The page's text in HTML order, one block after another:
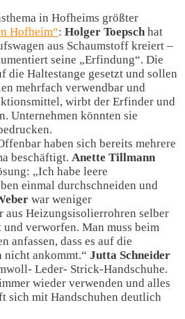
in Hofheims größter
Hofheim“: Holger Toepsch hat
aus Schaumstoff kreiert –
seine „Erfindung“. Die
die Haltestange gesetzt und sollen
mehrfach verwendbar und
wirbt der Erfinder und
Unternehmen könnten sie
haben sich bereits mehrere
beschäftigt. Anette Tillmann
„Ich habe leere
einmal durchschneiden und
war weniger
Heizungsisolierrohren selber
verworfen. Man muss beim
anfassen, dass es auf die
ankommt.“ Jutta Schneider
Leder- Strick-Handschuhe.
wieder verwenden und alles
sich mit Handschuhen deutlich